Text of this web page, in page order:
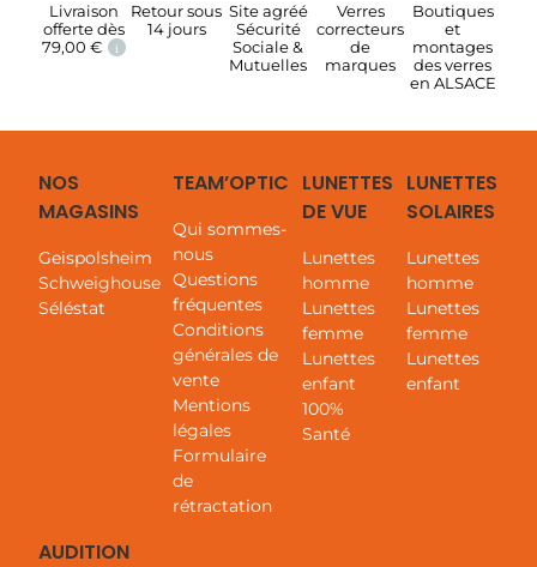
Livraison
offerte dès
79,00€ i
Retour sous
14 jours
Site agréé
Sécurité
Sociale &
Mutuelles
Verres
correcteurs
de
marques
Boutiques
et
montages
des verres
en ALSACE
NOS
MAGASINS
Geispolsheim
Schweighouse
Séléstat
TEAM’OPTIC
Qui sommes-
nous
Questions
fréquentes
Conditions
générales de
vente
Mentions
légales
Formulaire
de
rétractation
LUNETTES
DE VUE
Lunettes
homme
Lunettes
femme
Lunettes
enfant
100%
Santé
LUNETTES
SOLAIRES
Lunettes
homme
Lunettes
femme
Lunettes
enfant
AUDITION